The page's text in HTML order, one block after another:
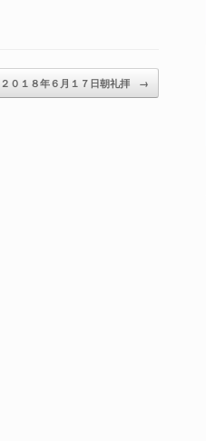
に
は
２０１８年６月１７日朝礼拝 →